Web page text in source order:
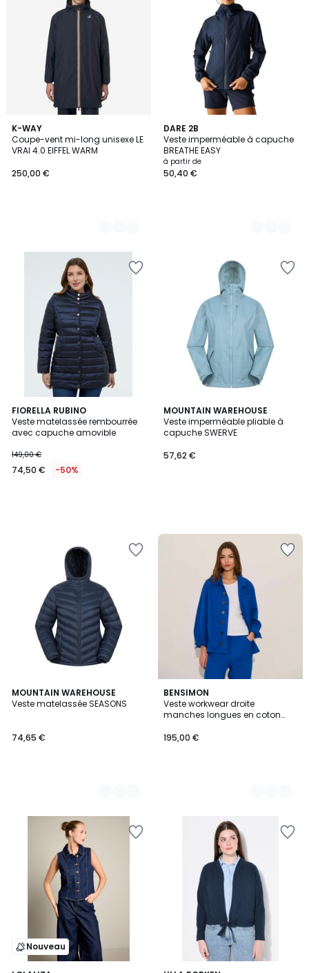
K-WAY
Coupe-vent mi-long unisexe LE
VRAI 4.0 EIFFEL WARM
250,00 €
3
Couleurs
DARE 2B
Veste imperméable à capuche
BREATHE EASY
à partir de
50,40 €
6
Couleurs
FIORELLA RUBINO
Veste matelassée rembourrée
avec capuche amovible
149,00 €
74,50 € -50%
MOUNTAIN WAREHOUSE
Veste imperméable pliable à
capuche SWERVE
57,62 €
MOUNTAIN WAREHOUSE
Veste matelassée SEASONS
74,65 €
8
Couleurs
BENSIMON
Veste workwear droite
manches longues en coton
195,00 €
2
Couleurs
Nouveau